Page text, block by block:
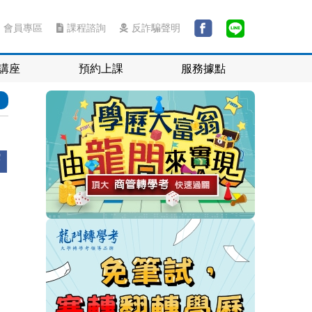
會員專區 課程諮詢 反詐騙聲明
座 預約上課 服務據點